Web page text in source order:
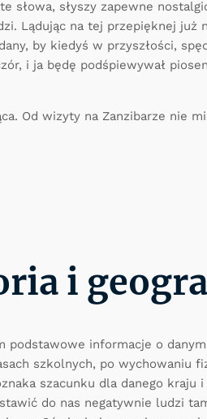
słowa, słyszy zapewne
Lądując na tej przepięknej już
by kiedyś w przyszłości,
i ja będę podśpiewywał
Od wizyty na Zanzibarze nie
i
podstawowe informacje o
szkolnych, po wychowaniu
szacunku dla danego kraju i
do nas negatywnie ludzi